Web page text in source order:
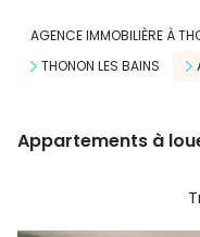
AGENCE IMMOBILIÈRE À
THONON LES BAINS
Appartements à